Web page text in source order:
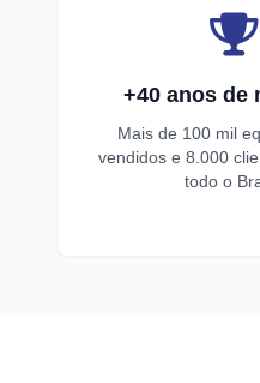
+40 anos de
Mais de 100 mil
vendidos e 8.000
todo o